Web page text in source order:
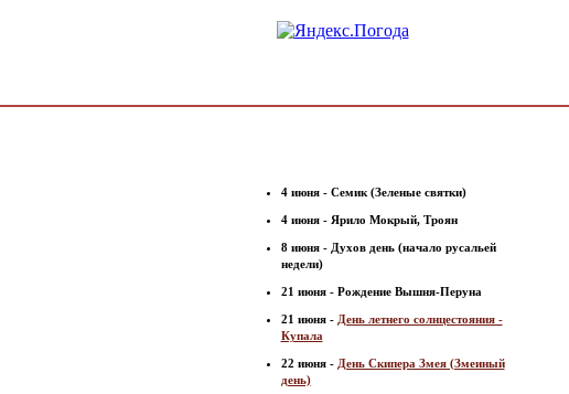
4 июня - Семик (Зеленые святки)
4 июня - Ярило Мокрый, Троян
8 июня - Духов день (начало русальей
недели)
21 июня - Рождение Вышня-Перуна
21 июня - День летнего солнцестояния -
Купала
22 июня - День Скипера Змея (Змеиный
день)